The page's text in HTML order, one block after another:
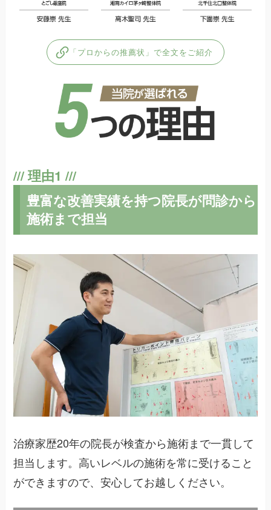
「プロからの推薦状」で全文をご紹介
豊富な改善実績を持つ院長が問診から
施術まで担当
治療家歴20年の院長が検査から施術まで一貫して
担当します。高いレベルの施術を常に受けること
ができますので、安心してお越しください。